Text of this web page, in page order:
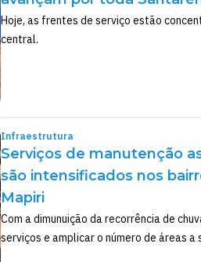
Hoje, as frentes de serviço estão
central.
Infraestrutura
Serviços de manutenção
são intensificados nos
Mapiri
Com a dimunuição da recorrência de
serviços e amplicar o número de áreas a